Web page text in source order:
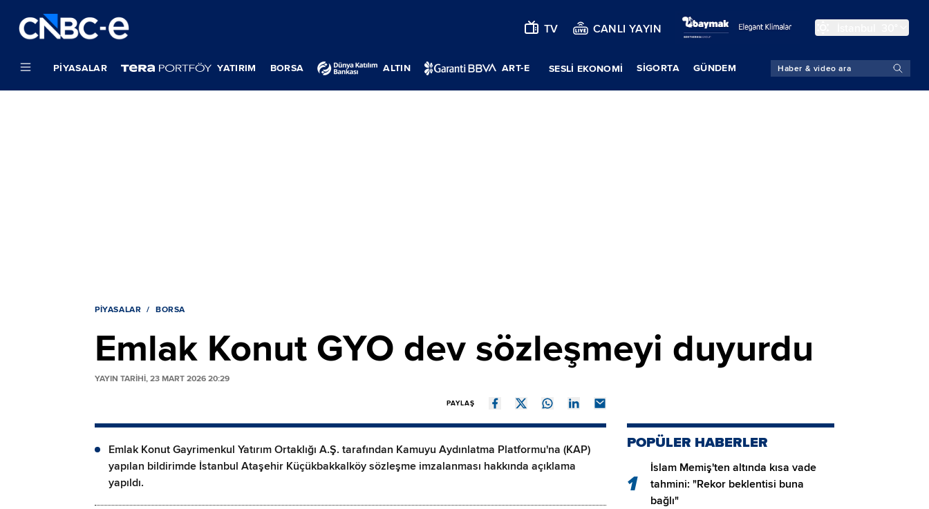
TV CANLI YAYIN
PIYASALAR YATIRIM BORSA ALTIN ART-E SESLİ EKONOMİ SIGORTA GÜNDEM
PIYASALAR BORSA
Emlak Konut GYO dev sözleşmeyi duyurdu
YAYIN TARİHİ, 23 MART 2026 20:29
PAYLAŞ
Emlak Konut Gayrimenkul Yatırım Ortaklığı A.Ş. tarafından Kamuyu Aydınlatma Platformu'na (KAP)
yapılan bildirimde İstanbul Ataşehir Küçükbakkalköy sözleşme imzalanması hakkında açıklama
yapıldı.
POPÜLER HABERLER
1
İslam Memiş'ten altında kısa vade
tahmini: "Rekor beklentisi buna
bağlı"